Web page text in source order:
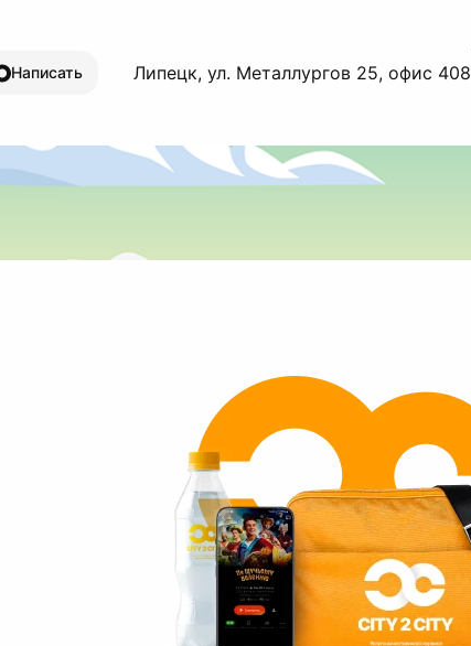
Написать Липецк, ул. Металлургов 25, офис 408